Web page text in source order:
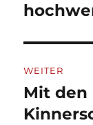
Beitrag:
WEITER
Nächster
Beitrag:
Mit den